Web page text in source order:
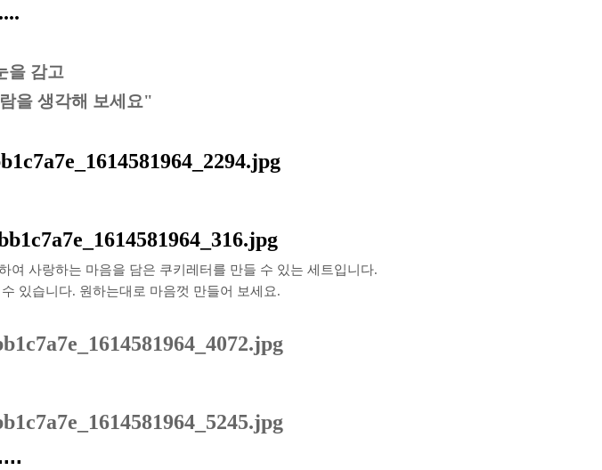
을 감고
을 생각해 보세요"
여 사랑하는 마음을 담은 쿠키레터를 만들 수 있는 세트입니다.
있습니다. 원하는대로 마음껏 만들어 보세요.